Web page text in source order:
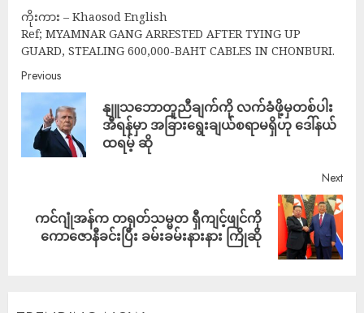
ကိုးကား – Khaosod English
Ref; MYAMNAR GANG ARRESTED AFTER TYING UP
GUARD, STEALING 600,000-BAHT CABLES IN CHONBURI.
Previous
နျူသဘောတူညီချက်ကို လက်ခံဖို့မှတစ်ပါး
အီရန်မှာ အခြားရွေးချယ်စရာမရှိဟု ဒေါ်နယ်
ထရမ့် ဆို
Next
ကင်ဂျုံအန်က တရုတ်သမ္မတ ရှီကျင့်ဖျင်ကို
ကောဇောနီခင်းပြီး ခမ်းခမ်းနားနား ကြိုဆို